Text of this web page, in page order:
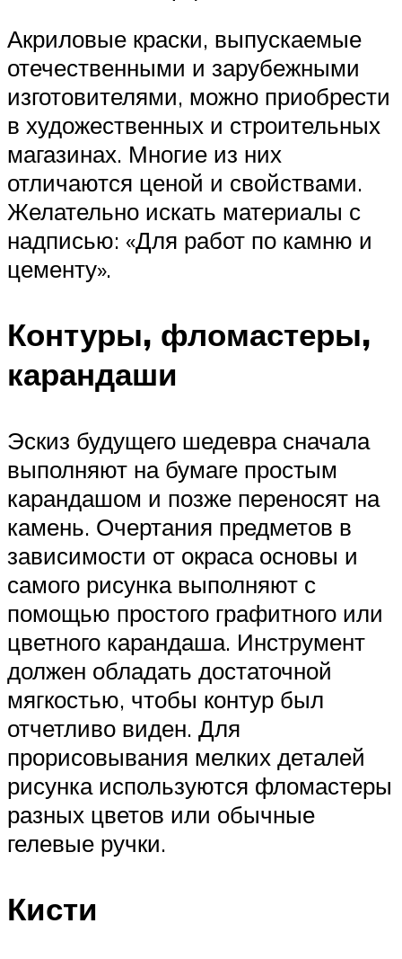
Акриловые краски, выпускаемые
отечественными и зарубежными
изготовителями, можно приобрести
в художественных и строительных
магазинах. Многие из них
отличаются ценой и свойствами.
Желательно искать материалы с
надписью: «Для работ по камню и
цементу».
Контуры, фломастеры,
карандаши
Эскиз будущего шедевра сначала
выполняют на бумаге простым
карандашом и позже переносят на
камень. Очертания предметов в
зависимости от окраса основы и
самого рисунка выполняют с
помощью простого графитного или
цветного карандаша. Инструмент
должен обладать достаточной
мягкостью, чтобы контур был
отчетливо виден. Для
прорисовывания мелких деталей
рисунка используются фломастеры
разных цветов или обычные
гелевые ручки.
Кисти